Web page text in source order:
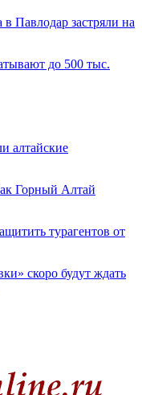
Павлодар застряли на
до 500 тыс.
алтайские
Горный Алтай
турагентов от
скоро будут ждать